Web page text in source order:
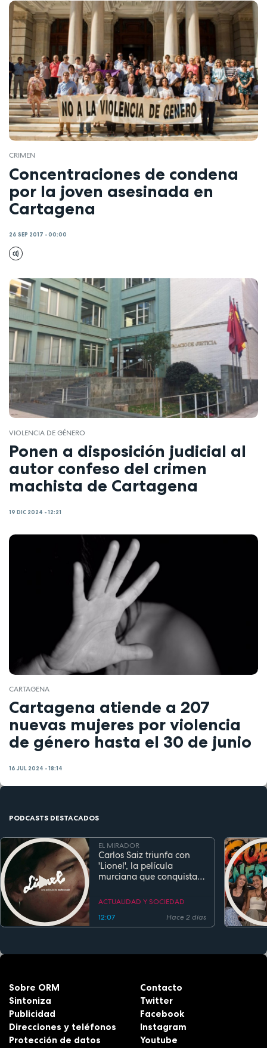
CRIMEN
Concentraciones de condena
por la joven asesinada en
Cartagena
26 SEP 2017 - 00:00
VIOLENCIA DE GÉNERO
Ponen a disposición judicial al
autor confeso del crimen
machista de Cartagena
19 DIC 2024 - 12:21
CARTAGENA
Cartagena atiende a 207
nuevas mujeres por violencia
de género hasta el 30 de junio
16 JUL 2024 - 18:14
PODCASTS DESTACADOS
EL MIRADOR
Carlos Saiz triunfa con
'Lionel', la película
murciana que conquista
estreno
ACTUALIDAD Y SOCIEDAD
12:07
Hace 2 días
Sobre ORM
Sintoniza
Publicidad
Direcciones y teléfonos
Protección de datos
Contacto
Twitter
Facebook
Instagram
Youtube